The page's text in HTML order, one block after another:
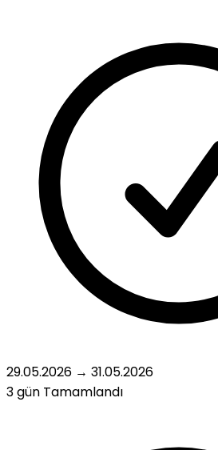
29.05.2026 → 31.05.2026
3 gün Tamamlandı